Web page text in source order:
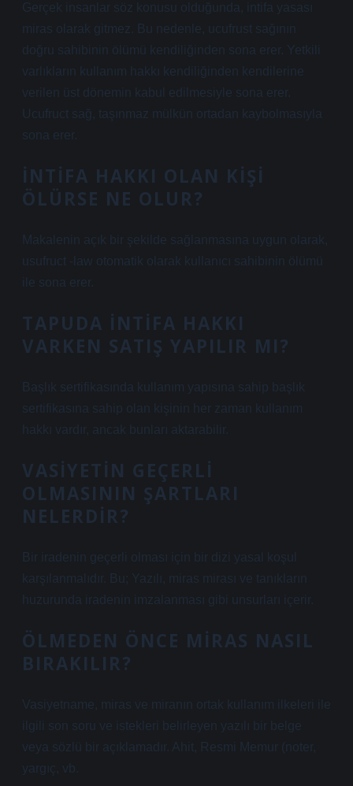
Gerçek insanlar söz konusu olduğunda, intifa yasası
miras olarak gitmez. Bu nedenle, ucufrust sağının
doğru sahibinin ölümü kendiliğinden sona erer. Yetkili
varlıkların kullanım hakkı kendiliğinden kendilerine
verilen üst dönemin kabul edilmesiyle sona erer.
Ucufruct sağ, taşınmaz mülkün ortadan kaybolmasıyla
sona erer.
İNTIFA HAKKI OLAN KIŞI
ÖLÜRSE NE OLUR?
Makalenin açık bir şekilde sağlanmasına uygun olarak,
usufruct -law otomatik olarak kullanıcı sahibinin ölümü
ile sona erer.
TAPUDA INTIFA HAKKI
VARKEN SATIŞ YAPILIR MI?
Başlık sertifikasında kullanım yapısına sahip başlık
sertifikasına sahip olan kişinin her zaman kullanım
hakkı vardır, ancak bunları aktarabilir.
VASIYETIN GEÇERLI
OLMASININ ŞARTLARI
NELERDIR?
Bir iradenin geçerli olması için bir dizi yasal koşul
karşılanmalıdır. Bu; Yazılı, miras mirası ve tanıkların
huzurunda iradenin imzalanması gibi unsurları içerir.
ÖLMEDEN ÖNCE MIRAS NASIL
BIRAKILIR?
Vasiyetname, miras ve miranın ortak kullanım ilkeleri ile
ilgili son soru ve istekleri belirleyen yazılı bir belge
veya sözlü bir açıklamadır. Ahit, Resmi Memur (noter,
yargıç, vb.